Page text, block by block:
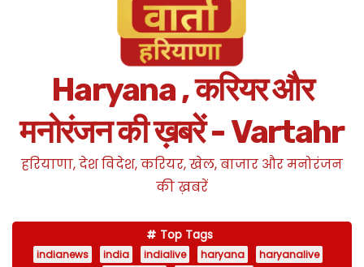
Haryana , करियर और
मनोरंजन की ख़बरें - Vartahr
हरियाणा, देश विदेश, करियर, खेल, बाजार और मनोरंजन
की ख़बरें
Top Tags
indianews india indialive haryana
haryanalive